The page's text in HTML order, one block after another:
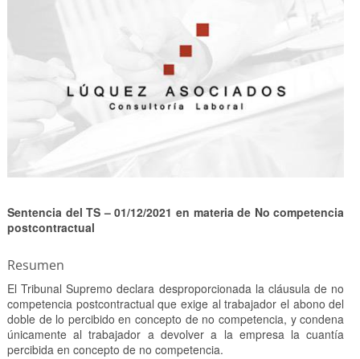
Sentencia del TS – 01/12/2021 en materia de No competencia
postcontractual
Resumen
El Tribunal Supremo declara desproporcionada la cláusula de no
competencia postcontractual que exige al trabajador el abono del
doble de lo percibido en concepto de no competencia, y condena
únicamente al trabajador a devolver a la empresa la cuantía
percibida en concepto de no competencia.